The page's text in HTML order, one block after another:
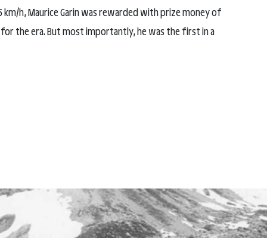
km/h, Maurice Garin was rewarded with prize money of
for the era. But most importantly, he was the first in a